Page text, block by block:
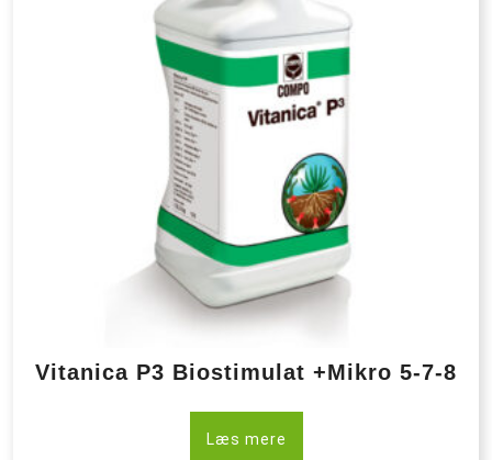
Vitanica P3 Biostimulat +Mikro 5-7-8
Læs mere